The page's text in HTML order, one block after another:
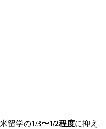
留学の1/3〜1/2程度に抑え